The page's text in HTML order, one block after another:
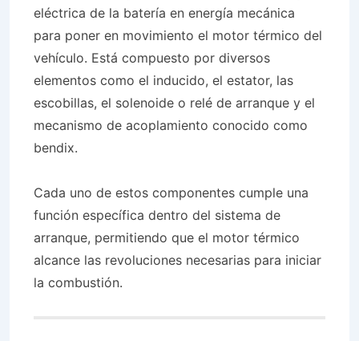
eléctrica de la batería en energía mecánica
para poner en movimiento el motor térmico del
vehículo. Está compuesto por diversos
elementos como el inducido, el estator, las
escobillas, el solenoide o relé de arranque y el
mecanismo de acoplamiento conocido como
bendix.
Cada uno de estos componentes cumple una
función específica dentro del sistema de
arranque, permitiendo que el motor térmico
alcance las revoluciones necesarias para iniciar
la combustión.